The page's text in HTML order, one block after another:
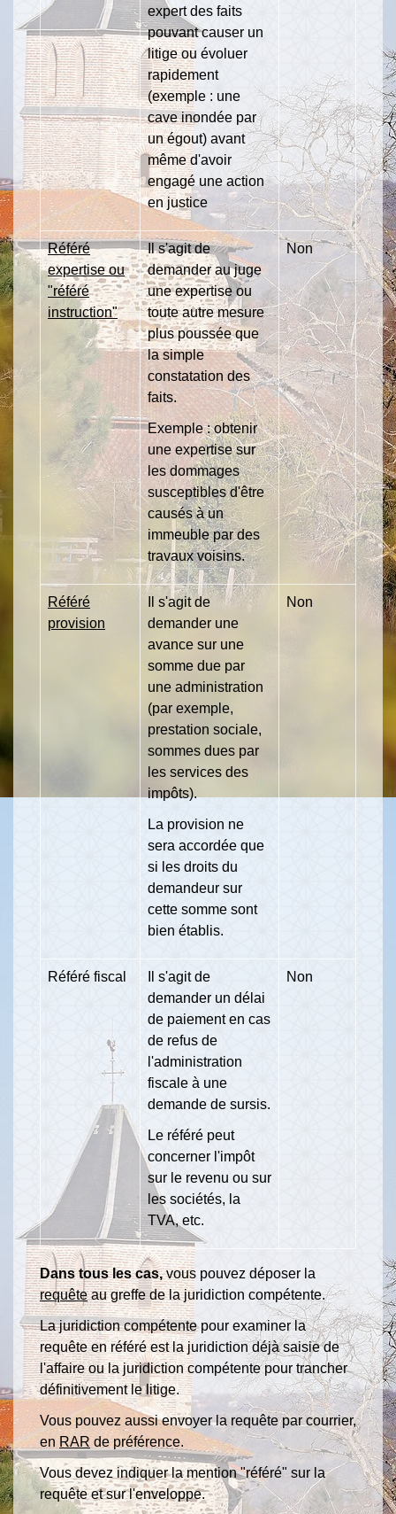
expert des faits
pouvant causer un
litige ou évoluer
rapidement
(exemple : une
cave inondée par
un égout) avant
même d'avoir
engagé une action
en justice
Référé
expertise ou
"référé
instruction"
Il s'agit de
demander au juge
une expertise ou
toute autre mesure
plus poussée que
la simple
constatation des
faits.
Exemple : obtenir
une expertise sur
les dommages
susceptibles d'être
causés à un
immeuble par des
travaux voisins.
Non
Référé
provision
Il s'agit de
demander une
avance sur une
somme due par
une administration
(par exemple,
prestation sociale,
sommes dues par
les services des
impôts).
La provision ne
sera accordée que
si les droits du
demandeur sur
cette somme sont
bien établis.
Non
Référé fiscal
Il s'agit de
demander un délai
de paiement en cas
de refus de
l'administration
fiscale à une
demande de sursis.
Le référé peut
concerner l'impôt
sur le revenu ou sur
les sociétés, la
TVA, etc.
Non
Dans tous les cas,vous pouvez déposer la
requêteau greffe de la juridiction compétente.
La juridiction compétente pour examiner la
requête en référé est la juridiction déjà saisie de
l'affaire ou la juridiction compétente pour trancher
définitivement le litige.
Vous pouvez aussi envoyer la requête par courrier,
en RARde préférence.
Vous devez indiquer la mention "référé" sur la
requête et sur l'enveloppe.